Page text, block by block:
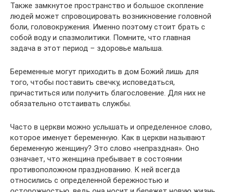
Также замкнутое пространство и большое скопление
людей может спровоцировать возникновение головной
боли, головокружения. Именно поэтому стоит брать с
собой воду и спазмолитики. Помните, что главная
задача в этот период – здоровье малыша.
Беременные могут приходить в дом Божий лишь для
того, чтобы поставить свечку, исповедаться,
причаститься или получить благословение. Для них не
обязательно отстаивать службы.
Часто в церкви можно услышать и определенное слово,
которое именует беременную. Как в церкви называют
беременную женщину? Это слово «непраздная». Оно
означает, что женщина пребывает в состоянии
противоположном празднованию. К ней всегда
относились с определенной бережностью и